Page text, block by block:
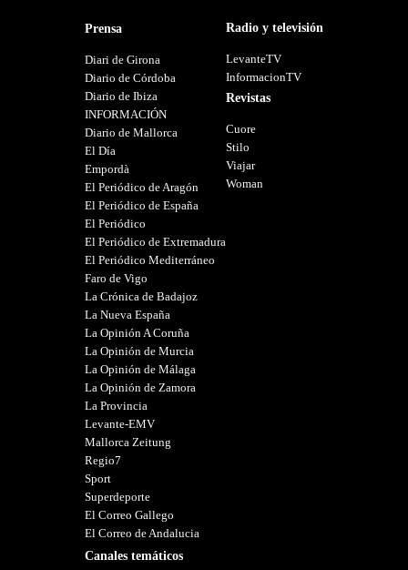
Prensa
Diari de Girona
Diario de Córdoba
Diario de Ibiza
INFORMACIÓN
Diario de Mallorca
El Día
Empordà
El Periódico de Aragón
El Periódico de España
El Periódico
El Periódico de Extremadura
El Periódico Mediterráneo
Faro de Vigo
La Crónica de Badajoz
La Nueva España
La Opinión A Coruña
La Opinión de Murcia
La Opinión de Málaga
La Opinión de Zamora
La Provincia
Levante-EMV
Mallorca Zeitung
Regio7
Sport
Superdeporte
El Correo Gallego
El Correo de Andalucia
Canales temáticos
Radio y televisión
LevanteTV
InformacionTV
Revistas
Cuore
Stilo
Viajar
Woman